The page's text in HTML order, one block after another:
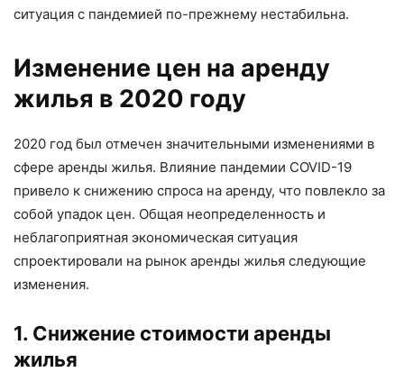
ситуация с пандемией по-прежнему нестабильна.
Изменение цен на аренду
жилья в 2020 году
2020 год был отмечен значительными изменениями в
сфере аренды жилья. Влияние пандемии COVID-19
привело к снижению спроса на аренду, что повлекло за
собой упадок цен. Общая неопределенность и
неблагоприятная экономическая ситуация
спроектировали на рынок аренды жилья следующие
изменения.
1. Снижение стоимости аренды
жилья